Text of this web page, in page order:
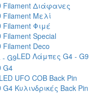
Filament Διάφανες
Μελί
Φιμέ
Special
Deco
LED Λάμπες G4 - G9
G4
UFO COB Back Pin
Κυλινδρικές Back Pin